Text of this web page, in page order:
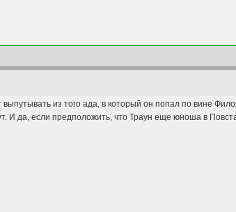
из того ада, в который он попал по вине
И да, если предположить, что Траун еще юноша в